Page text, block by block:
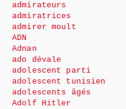
admirateurs
admiratrices
admirer moult
ADN
Adnan
ado dévale
adolescent parti
adolescent tunisien
adolescents âgés
Adolf Hitler